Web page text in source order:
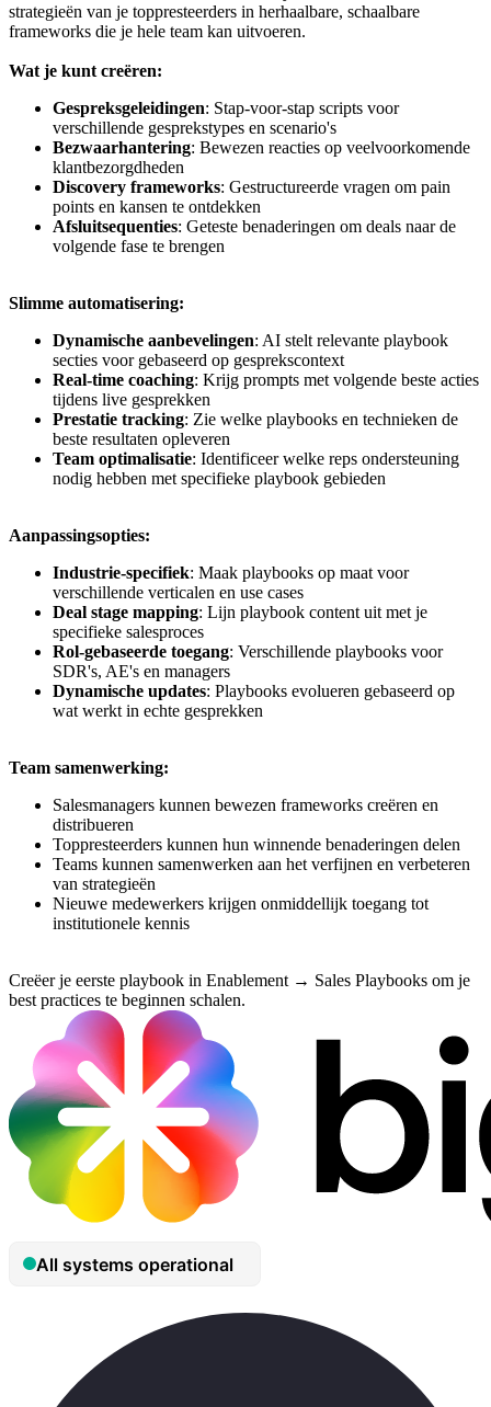
strategieën van je toppresteerders in herhaalbare, schaalbare
frameworks die je hele team kan uitvoeren.
Wat je kunt creëren:
Gespreksgeleidingen: Stap-voor-stap scripts voor
verschillende gesprekstypes en scenario's
Bezwaarhantering: Bewezen reacties op veelvoorkomende
klantbezorgdheden
Discovery frameworks: Gestructureerde vragen om pain
points en kansen te ontdekken
Afsluitsequenties: Geteste benaderingen om deals naar de
volgende fase te brengen
Slimme automatisering:
Dynamische aanbevelingen: AI stelt relevante playbook
secties voor gebaseerd op gesprekscontext
Real-time coaching: Krijg prompts met volgende beste acties
tijdens live gesprekken
Prestatie tracking: Zie welke playbooks en technieken de
beste resultaten opleveren
Team optimalisatie: Identificeer welke reps ondersteuning
nodig hebben met specifieke playbook gebieden
Aanpassingsopties:
Industrie-specifiek: Maak playbooks op maat voor
verschillende verticalen en use cases
Deal stage mapping: Lijn playbook content uit met je
specifieke salesproces
Rol-gebaseerde toegang: Verschillende playbooks voor
SDR's, AE's en managers
Dynamische updates: Playbooks evolueren gebaseerd op
wat werkt in echte gesprekken
Team samenwerking:
Salesmanagers kunnen bewezen frameworks creëren en
distribueren
Toppresteerders kunnen hun winnende benaderingen delen
Teams kunnen samenwerken aan het verfijnen en verbeteren
van strategieën
Nieuwe medewerkers krijgen onmiddellijk toegang tot
institutionele kennis
Creëer je eerste playbook in Enablement → Sales Playbooks om je
best practices te beginnen schalen.